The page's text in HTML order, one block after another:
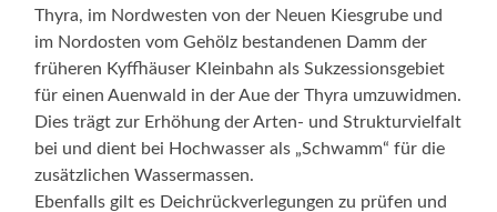
Thyra, im Nordwesten von der Neuen Kiesgrube und
im Nordosten vom Gehölz bestandenen Damm der
früheren Kyffhäuser Kleinbahn als Sukzessionsgebiet
für einen Auenwald in der Aue der Thyra umzuwidmen.
Dies trägt zur Erhöhung der Arten- und Strukturvielfalt
bei und dient bei Hochwasser als „Schwamm“ für die
zusätzlichen Wassermassen.
Ebenfalls gilt es Deichrückverlegungen zu prüfen und